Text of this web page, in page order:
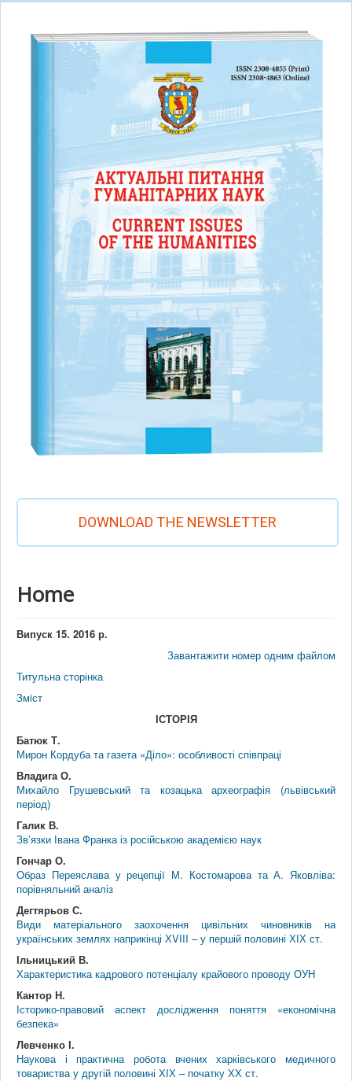
DOWNLOAD THE NEWSLETTER
Home
Випуск 15. 2016 р.
Завантажити номер одним файлом
Титульна сторінка
Змiст
ІСТОРІЯ
Батюк Т.
Мирон Кордуба та газета «Діло»: особливості співпраці
Владига О.
Михайло Грушевський та козацька археографія (львівський
період)
Галик В.
Зв’язки Івана Франка із російською академією наук
Гончар О.
Образ Переяслава у рецепції М. Костомарова та А. Яковліва:
порівняльний аналіз
Дегтярьов С.
Види матеріального заохочення цивільних чиновників на
українських землях наприкінці ХVIII – у першій половині ХІХ ст.
Ільницький В.
Характеристика кадрового потенціалу крайового проводу ОУН
Кантор Н.
Історико-правовий аспект дослідження поняття «економічна
безпека»
Левченко І.
Наукова і практична робота вчених харківського медичного
товариства у другій половині ХІХ – початку ХХ ст.